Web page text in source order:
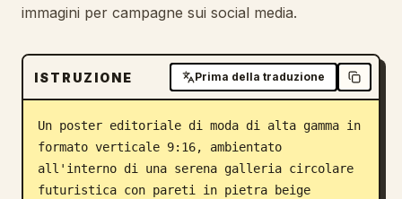
Prezzi
Scarica
Blog
Aggiornamenti
immagini per campagne sui social media.
ISTRUZIONE Prima della traduzione
Un poster editoriale di moda di alta gamma in
formato verticale 9:16, ambientato
all'interno di una serena galleria circolare
futuristica con pareti in pietra beige